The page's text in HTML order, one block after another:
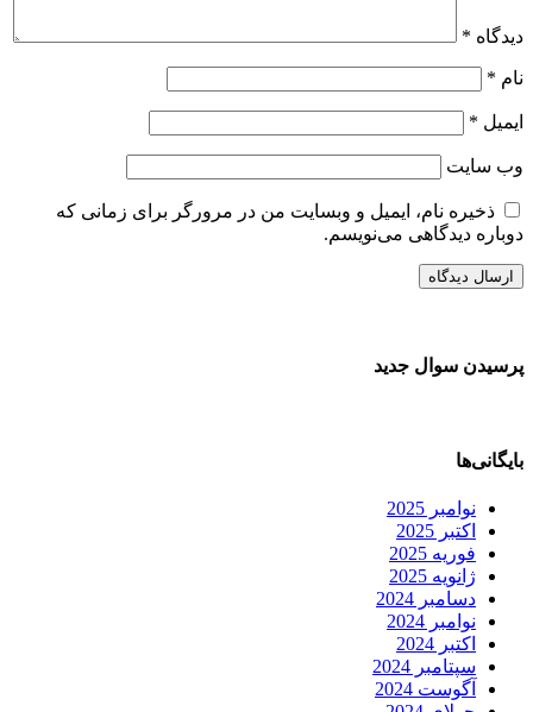
دیدگاه *
نام *
ایمیل *
وب‌ سایت
ذخیره نام، ایمیل و وبسایت من در مرورگر برای زمانی که
دوباره دیدگاهی می‌نویسم.
پرسیدن سوال جدید
بایگانی‌ها
نوامبر 2025
اکتبر 2025
فوریه 2025
ژانویه 2025
دسامبر 2024
نوامبر 2024
اکتبر 2024
سپتامبر 2024
آگوست 2024